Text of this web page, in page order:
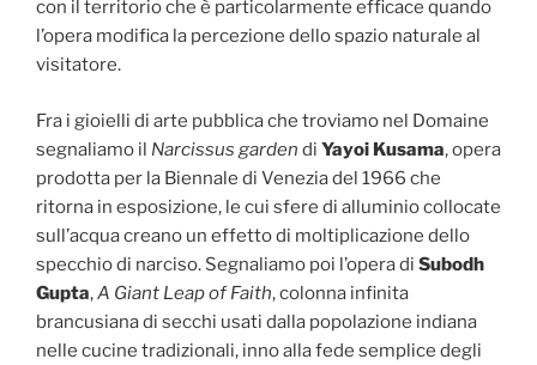
con il territorio che è particolarmente efficace quando
l’opera modifica la percezione dello spazio naturale al
visitatore.
Fra i gioielli di arte pubblica che troviamo nel Domaine
segnaliamo il Narcissus garden di Yayoi Kusama, opera
prodotta per la Biennale di Venezia del 1966 che
ritorna in esposizione, le cui sfere di alluminio collocate
sull’acqua creano un effetto di moltiplicazione dello
specchio di narciso. Segnaliamo poi l’opera di Subodh
Gupta,A Giant Leap of Faith, colonna infinita
brancusiana di secchi usati dalla popolazione indiana
nelle cucine tradizionali, inno alla fede semplice degli